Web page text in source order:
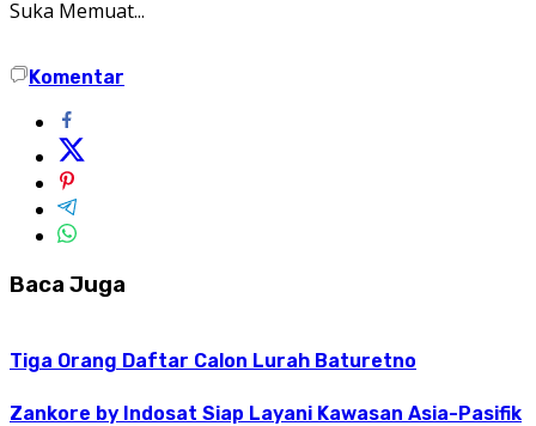
Suka Memuat...
Komentar
Baca Juga
Tiga Orang Daftar Calon Lurah Baturetno
Zankore by Indosat Siap Layani Kawasan Asia-Pasifik